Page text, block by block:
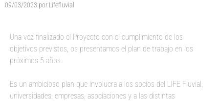
09/03/2023 por Lifefluvial
Una vez finalizado el Proyecto con el cumplimiento de los
objetivos previstos, os presentamos el plan de trabajo en los
próximos 5 años.
Es un ambicioso plan que involucra a los socios del LIFE Fluvial,
universidades, empresas, asociaciones y a las distintas